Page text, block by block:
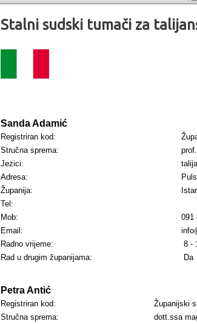
Stalni sudski tumači za
Sanda Adamić
Registriran kod:
Stručna sprema:
prof.
Jezici:
Adresa:
Županija:
Tel:
Mob:
091
Email:
Radno vrijeme:
8 -
Rad u drugim županijama:
Da
Petra Antić
Registriran kod:
Županijski
Stručna sprema:
dott.ssa